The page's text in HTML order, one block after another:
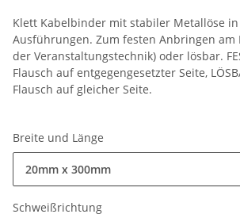
Klett Kabelbinder mit stabiler Metallöse
Ausführungen. Zum festen Anbringen am
der Veranstaltungstechnik) oder lösbar.
Flausch auf entgegengesetzter Seite,
Flausch auf gleicher Seite.
Breite und Länge
20mm x 300mm
Schweißrichtung